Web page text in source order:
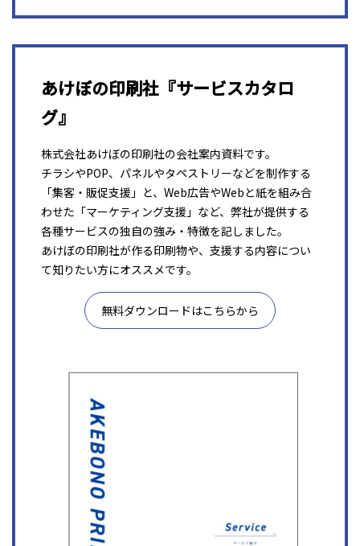
あけぼの印刷社『サービスカタロ
グ』
株式会社あけぼの印刷社の会社案内資料です。
チラシやPOP、パネルやタペストリーなどを制作する
「集客・販促支援」と、Web広告やWebと紙を組み合
わせた「マーケティング支援」など、弊社が提供する
各種サービスの独自の強み・特徴を記しました。
あけぼの印刷社が作る印刷物や、支援する内容につい
て知りたい方にオススメです。
無料ダウンロードはこちらから